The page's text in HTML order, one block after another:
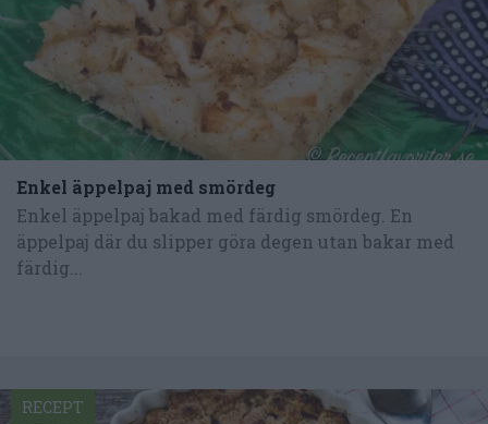
Enkel äppelpaj med smördeg
Enkel äppelpaj bakad med färdig smördeg. En
äppelpaj där du slipper göra degen utan bakar med
färdig...
RECEPT